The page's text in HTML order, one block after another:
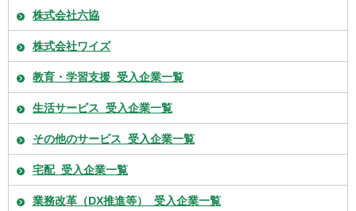
株式会社六協
株式会社ワイズ
教育・学習支援_受入企業一覧
生活サービス_受入企業一覧
その他のサービス_受入企業一覧
宅配_受入企業一覧
業務改革（DX推進等）_受入企業一覧